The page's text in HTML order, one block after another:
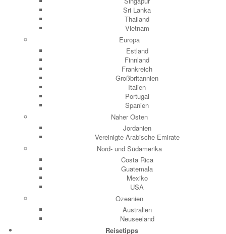
Sri Lanka
Thailand
Vietnam
Europa
Estland
Finnland
Frankreich
Großbritannien
Italien
Portugal
Spanien
Naher Osten
Jordanien
Vereinigte Arabische Emirate
Nord- und Südamerika
Costa Rica
Guatemala
Mexiko
USA
Ozeanien
Australien
Neuseeland
Reisetipps